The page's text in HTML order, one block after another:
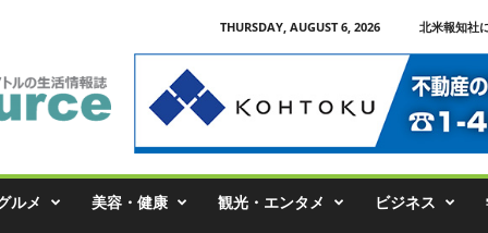
THURSDAY, AUGUST 6, 2026 北米報知社
ルメ 美容・健康 観光・エンタメ ビジネス